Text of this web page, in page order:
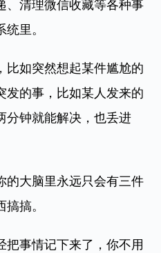
、清理微信收藏等各种事
里。
比如突然想起某件尴尬的
发的事，比如某人发来的
分钟就能解决，也丢进
的大脑里永远只会有三件
搞。
把事情记下来了，你不用